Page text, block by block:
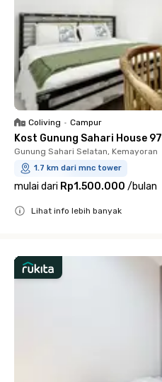
Coliving • Campur
Kost Gunung Sahari House 97
Gunung Sahari Selatan, Kemayoran
1.7 km dari mnc tower
mulai dari Rp1.500.000 /bulan
Lihat info lebih banyak